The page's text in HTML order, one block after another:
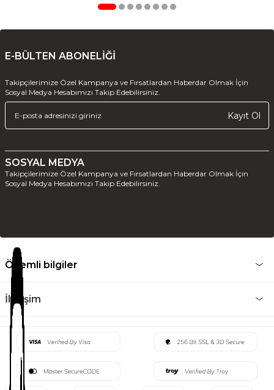
E-BÜLTEN ABONELİĞİ
Takipçilerimize Özel Kampanya ve Fırsatlardan Haberdar Olmak İçin
Sosyal Medya Hesabımızı Takip Edebilirsiniz.
Kayıt Ol
SOSYAL MEDYA
Takipçilerimize Özel Kampanya ve Fırsatlardan Haberdar Olmak İçin
Sosyal Medya Hesabımızı Takip Edebilirsiniz.
Önemli bilgiler
İletişim